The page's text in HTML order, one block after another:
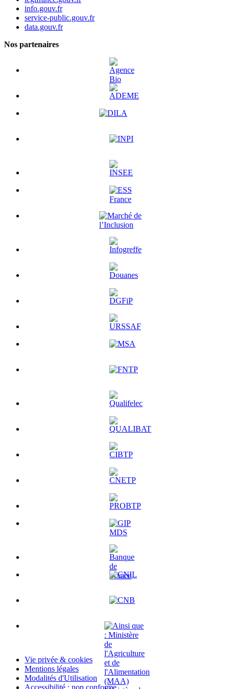
info.gouv.fr
service-public.gouv.fr
data.gouv.fr
Nos partenaires
Vie privée & cookies
Mentions légales
Modalités d'Utilisation
Accessibilité : non conforme